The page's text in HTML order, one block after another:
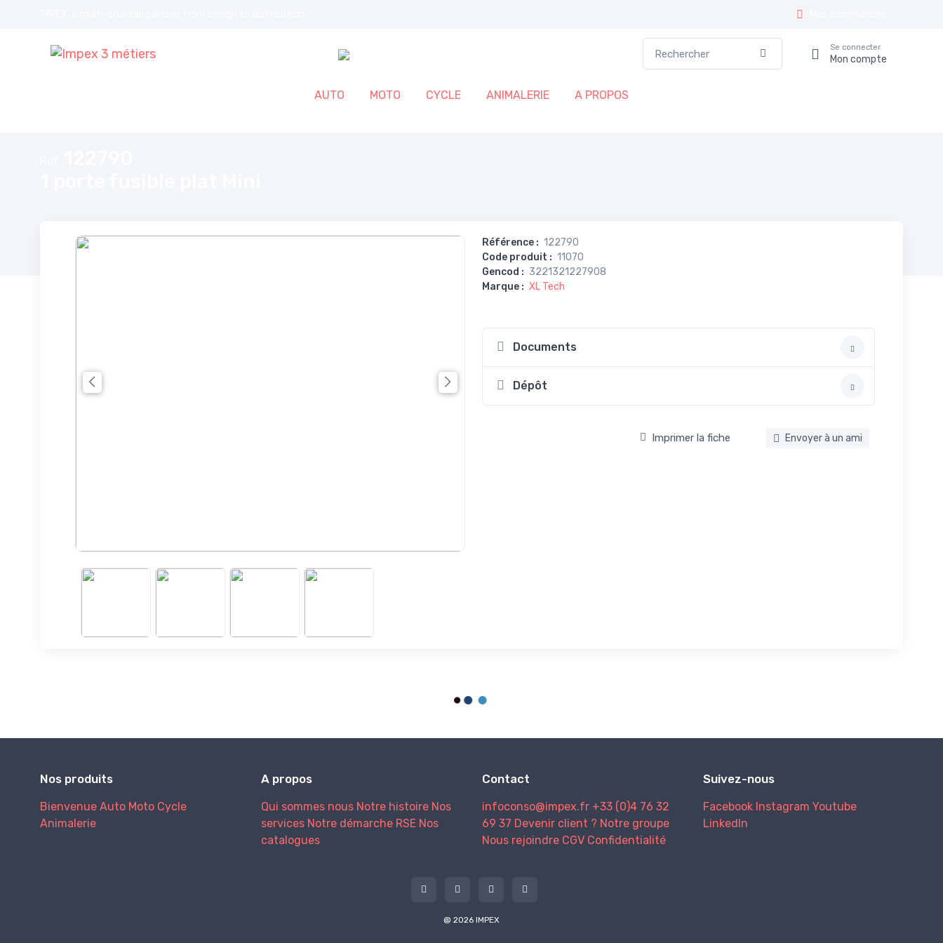
Se connecter
Mon compte
AUTO MOTO CYCLE ANIMALERIE A PROPOS
Référence : 122790
Code produit : 11070
Gencod : 3221321227908
Marque : XL Tech
Documents
Dépôt
Imprimer la fiche Envoyer à un ami
Nos produits
Bienvenue Auto Moto Cycle
Animalerie
A propos
Qui sommes nous Notre histoire Nos
services Notre démarche RSE Nos
catalogues
Contact
infoconso@impex.fr +33 (0)4 76 32
69 37 Devenir client ? Notre groupe
Nous rejoindre CGV Confidentialité
Suivez-nous
Facebook Instagram Youtube
LinkedIn
@ 2026 IMPEX